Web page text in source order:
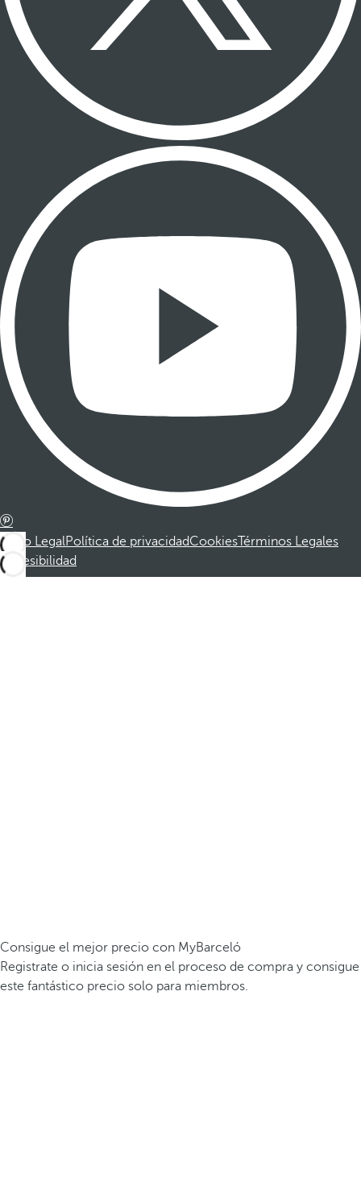
Aviso LegalPolítica de privacidadCookiesTérminos Legales
Accesibilidad
Consigue el mejor precio con MyBarceló
Registrate o inicia sesión en el proceso de compra y consigue
este fantástico precio solo para miembros.